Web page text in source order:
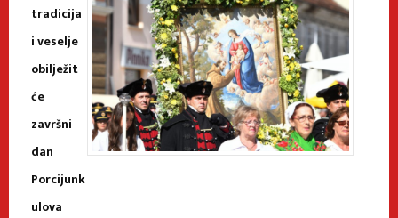
tradicija
i veselje
obilježit
će
završni
dan
Porcijunk
ulova